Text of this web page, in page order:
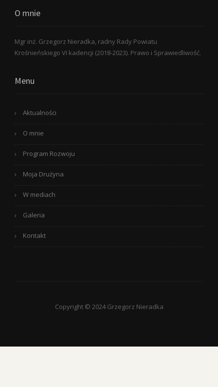
O mnie
Mgr inż. Grzegorz Nieradka, radny Rady Powiatu
Krośnieńskiego VI kadencji (2018-2023). Prawo i Sprawiedliwość.
Menu
Aktualności
O mnie
Program Rozwoju
Moja Drużyna
W mediach
Galeria
Kontakt
Copyright © 2024 Grzegorz Nieradka